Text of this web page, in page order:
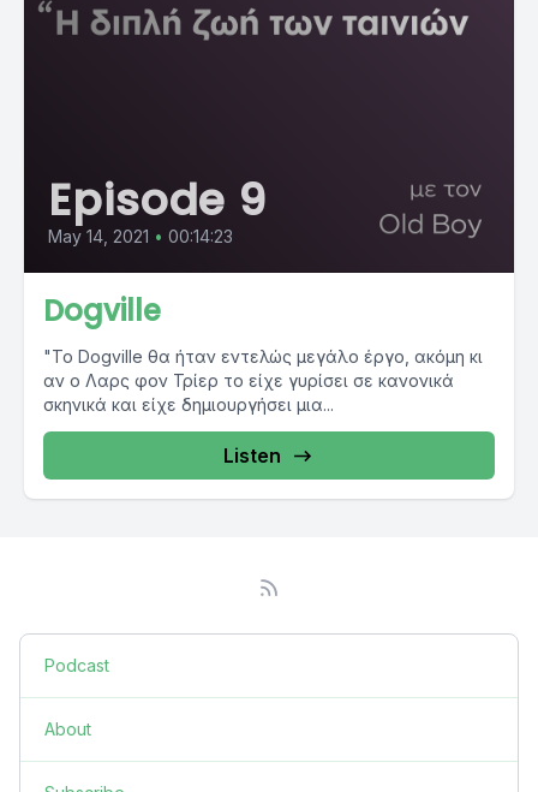
Episode 9
May 14, 2021 • 00:14:23
Dogville
"Το Dogville θα ήταν εντελώς μεγάλο έργο, ακόμη κι
αν ο Λαρς φον Τρίερ το είχε γυρίσει σε κανονικά
σκηνικά και είχε δημιουργήσει μια...
Listen
Podcast
About